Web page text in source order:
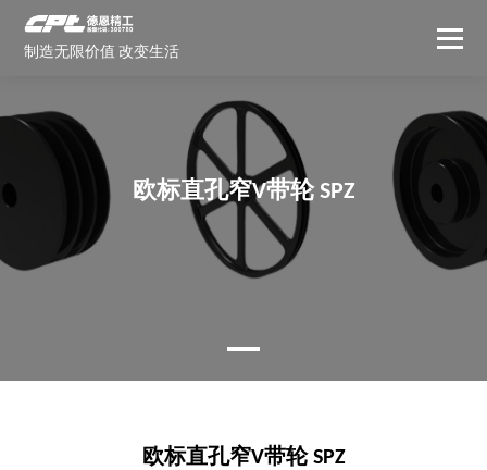
制造无限价值 改变生活
欧标直孔窄V带轮 SPZ
欧标直孔窄V带轮 SPZ